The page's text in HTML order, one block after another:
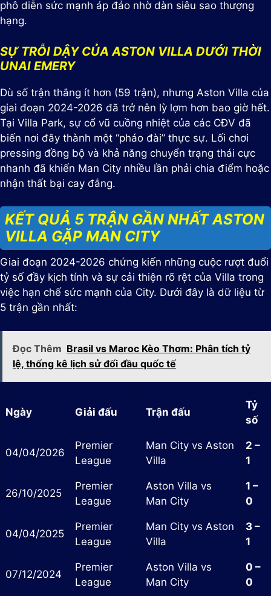
phô diễn sức mạnh áp đảo nhờ dàn siêu sao thượng
hạng.
SỰ TRỖI DẬY CỦA ASTON VILLA DƯỚI THỜI
UNAI EMERY
Dù số trận thắng ít hơn (59 trận), nhưng Aston Villa của
giai đoạn 2024-2026 đã trở nên lỳ lợm hơn bao giờ hết.
Tại Villa Park, sự cổ vũ cuồng nhiệt của các CĐV đã
biến nơi đây thành một “pháo đài” thực sự. Lối chơi
pressing đồng bộ và khả năng chuyển trạng thái cực
nhanh đã khiến Man City nhiều lần phải chia điểm hoặc
nhận thất bại cay đắng.
KẾT QUẢ 5 TRẬN GẦN NHẤT ASTON
VILLA GẶP MAN CITY
Giai đoạn 2024-2026 chứng kiến những cuộc rượt đuổi
tỷ số đầy kịch tính và sự cải thiện rõ rệt của Villa trong
việc hạn chế sức mạnh của City. Dưới đây là dữ liệu từ
5 trận gần nhất:
Đọc Thêm Brasil vs Maroc Kèo Thơm: Phân tích tỷ
lệ, thống kê lịch sử đối đầu quốc tế
Ngày Giải đấu Trận đấu
Tỷ
số
04/04/2026
Premier
League
Man City vs Aston
Villa
2 –
1
26/10/2025
Premier
League
Aston Villa vs
Man City
1 –
0
04/04/2025
Premier
League
Man City vs Aston
Villa
3 –
1
07/12/2024
Premier
League
Aston Villa vs
Man City
0 –
0